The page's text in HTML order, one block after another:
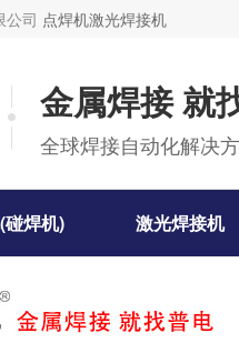
公司 点焊机激光焊接机
金属焊接 就
全球焊接自动化解决
碰焊机) 激光焊接机